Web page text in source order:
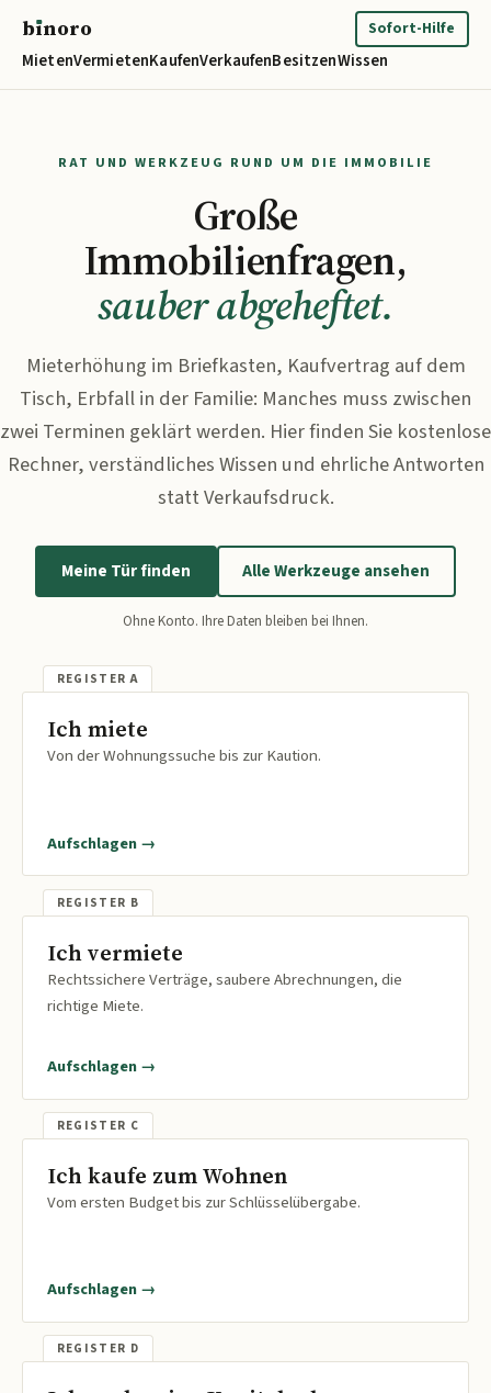
bınoro
MietenVermietenKaufenVerkaufenBesitzenWissen
Sofort-Hilfe
RAT UND WERKZEUG RUND UM DIE IMMOBILIE
Große
Immobilienfragen,
sauber abgeheftet.
Mieterhöhung im Briefkasten, Kaufvertrag auf dem
Tisch, Erbfall in der Familie: Manches muss zwischen
zwei Terminen geklärt werden. Hier finden Sie kostenlose
Rechner, verständliches Wissen und ehrliche Antworten
statt Verkaufsdruck.
Meine Tür finden Alle Werkzeuge ansehen
Ohne Konto. Ihre Daten bleiben bei Ihnen.
Ich miete
Von der Wohnungssuche bis zur Kaution.
Aufschlagen →
Ich vermiete
Rechtssichere Verträge, saubere Abrechnungen, die
richtige Miete.
Aufschlagen →
Ich kaufe zum Wohnen
Vom ersten Budget bis zur Schlüsselübergabe.
Aufschlagen →